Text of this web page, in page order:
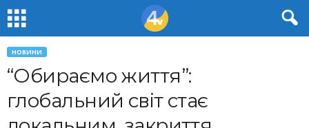
НОВИНИ
“Обираємо життя”:
глобальний світ стає